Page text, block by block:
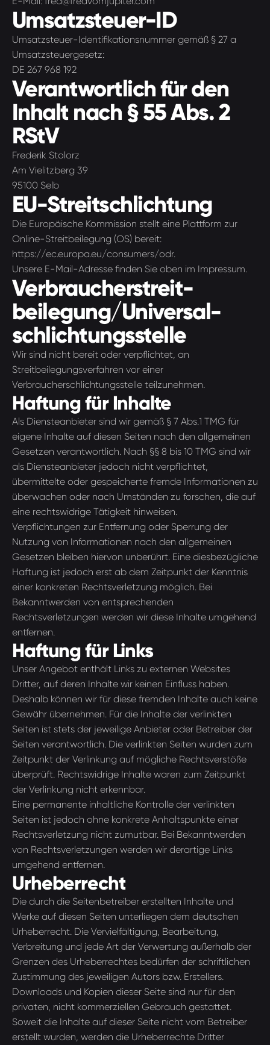
Umsatzsteuer-ID
Umsatzsteuer-Identifikationsnummer gemäß § 27 a
Umsatzsteuergesetz:
DE 267 968 192
Verantwortlich für den
Inhalt nach § 55 Abs. 2
RStV
Frederik Stolorz
Am Vielitzberg 39
95100 Selb
EU-Streitschlichtung
Die Europäische Kommission stellt eine Plattform zur
Online-Streitbeilegung (OS) bereit:
https://ec.europa.eu/consumers/odr.
Unsere E-Mail-Adresse finden Sie oben im Impressum.
Verbraucher­streit­
beilegung/Universal­
schlichtungs­stelle
Wir sind nicht bereit oder verpflichtet, an
Streitbeilegungsverfahren vor einer
Verbraucherschlichtungsstelle teilzunehmen.
Haftung für Inhalte
Als Diensteanbieter sind wir gemäß § 7 Abs.1 TMG für
eigene Inhalte auf diesen Seiten nach den allgemeinen
Gesetzen verantwortlich. Nach §§ 8 bis 10 TMG sind wir
als Diensteanbieter jedoch nicht verpflichtet,
übermittelte oder gespeicherte fremde Informationen zu
überwachen oder nach Umständen zu forschen, die auf
eine rechtswidrige Tätigkeit hinweisen.
Verpflichtungen zur Entfernung oder Sperrung der
Nutzung von Informationen nach den allgemeinen
Gesetzen bleiben hiervon unberührt. Eine diesbezügliche
Haftung ist jedoch erst ab dem Zeitpunkt der Kenntnis
einer konkreten Rechtsverletzung möglich. Bei
Bekanntwerden von entsprechenden
Rechtsverletzungen werden wir diese Inhalte umgehend
entfernen.
Haftung für Links
Unser Angebot enthält Links zu externen Websites
Dritter, auf deren Inhalte wir keinen Einfluss haben.
Deshalb können wir für diese fremden Inhalte auch keine
Gewähr übernehmen. Für die Inhalte der verlinkten
Seiten ist stets der jeweilige Anbieter oder Betreiber der
Seiten verantwortlich. Die verlinkten Seiten wurden zum
Zeitpunkt der Verlinkung auf mögliche Rechtsverstöße
überprüft. Rechtswidrige Inhalte waren zum Zeitpunkt
der Verlinkung nicht erkennbar.
Eine permanente inhaltliche Kontrolle der verlinkten
Seiten ist jedoch ohne konkrete Anhaltspunkte einer
Rechtsverletzung nicht zumutbar. Bei Bekanntwerden
von Rechtsverletzungen werden wir derartige Links
umgehend entfernen.
Urheberrecht
Die durch die Seitenbetreiber erstellten Inhalte und
Werke auf diesen Seiten unterliegen dem deutschen
Urheberrecht. Die Vervielfältigung, Bearbeitung,
Verbreitung und jede Art der Verwertung außerhalb der
Grenzen des Urheberrechtes bedürfen der schriftlichen
Zustimmung des jeweiligen Autors bzw. Erstellers.
Downloads und Kopien dieser Seite sind nur für den
privaten, nicht kommerziellen Gebrauch gestattet.
Soweit die Inhalte auf dieser Seite nicht vom Betreiber
erstellt wurden, werden die Urheberrechte Dritter